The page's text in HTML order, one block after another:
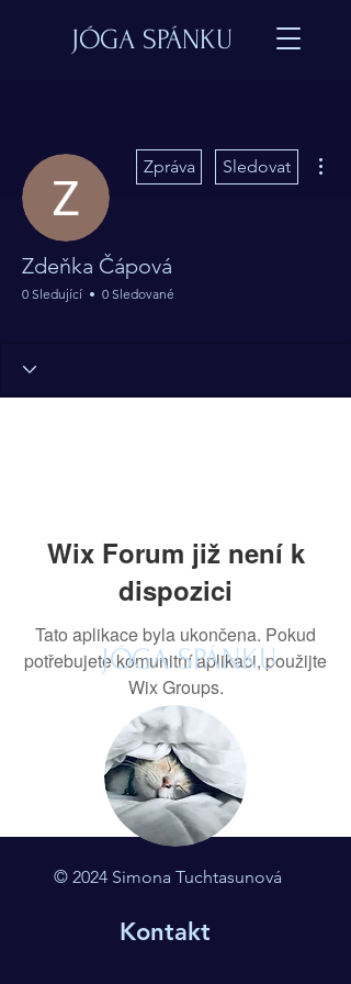
JÓGA SPÁNKU
Zpráva Sledovat
Zdeňka Čápová
0 Sledující
0 Sledované
Wix Forum již není k
dispozici
Tato aplikace byla ukončena. Pokud
potřebujete komunitní aplikaci, použijte
Wix Groups.
JÓGA SPÁNKU
© 2024 Simona Tuchtasunová
Kontakt